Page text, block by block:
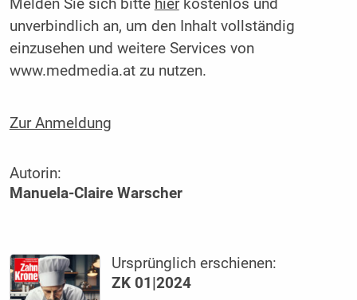
Melden Sie sich bitte hierkostenlos und
unverbindlich an, um den Inhalt vollständig
einzusehen und weitere Services von
www.medmedia.at zu nutzen.
Zur Anmeldung
Autorin:
Manuela-Claire Warscher
Ursprünglich erschienen:
ZK 01|2024